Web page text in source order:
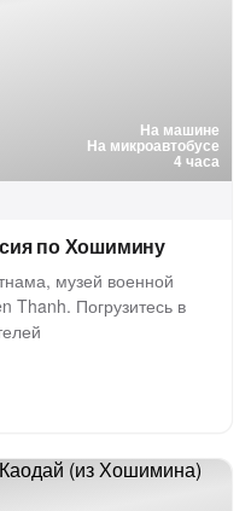
На машине
На микроавтобусе
4 часа
по Хошимину
музей военной
Thanh. Погрузитесь в